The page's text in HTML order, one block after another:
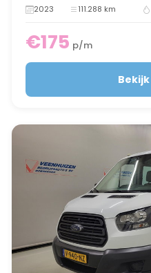
2023 111.288 km
€175 p/m